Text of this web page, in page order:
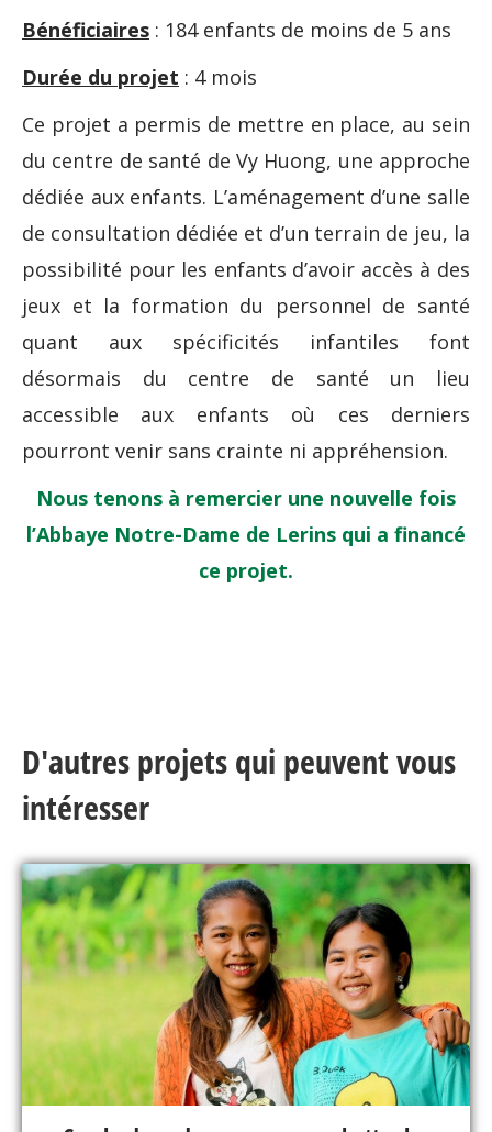
Bénéficiaires : 184 enfants de moins de 5 ans
Durée du projet : 4 mois
Ce projet a permis de mettre en place, au sein
du centre de santé de Vy Huong, une approche
dédiée aux enfants. L’aménagement d’une salle
de consultation dédiée et d’un terrain de jeu, la
possibilité pour les enfants d’avoir accès à des
jeux et la formation du personnel de santé
quant aux spécificités infantiles font
désormais du centre de santé un lieu
accessible aux enfants où ces derniers
pourront venir sans crainte ni appréhension.
Nous tenons à remercier une nouvelle fois
l’Abbaye Notre-Dame de Lerins qui a financé
ce projet.
D'autres projets qui peuvent vous
intéresser